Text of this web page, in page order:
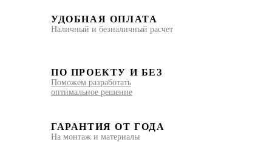
УДОБНАЯ ОПЛАТА
Наличный и безналичный расчет
ПО ПРОЕКТУ И БЕЗ
Поможем разработать
оптимальное решение
ГАРАНТИЯ ОТ ГОДА
На монтаж и материалы